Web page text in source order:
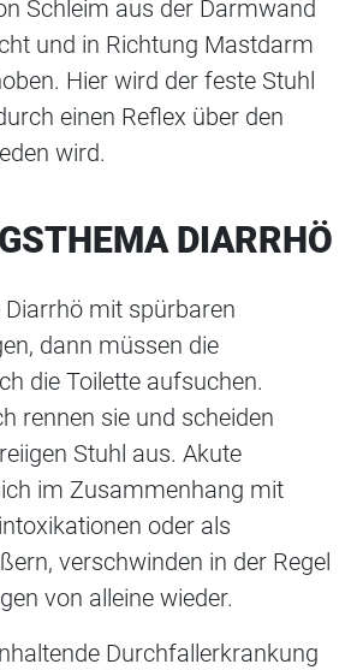
Schleim aus der Darmwand
und in Richtung Mastdarm
Hier wird der feste Stuhl
einen Reflex über den
wird.
DIARRHÖ
Diarrhö mit spürbaren
dann müssen die
die Toilette aufsuchen.
rennen sie und scheiden
Stuhl aus. Akute
im Zusammenhang mit
oder als
verschwinden in der Regel
von alleine wieder.
Durchfallerkrankung